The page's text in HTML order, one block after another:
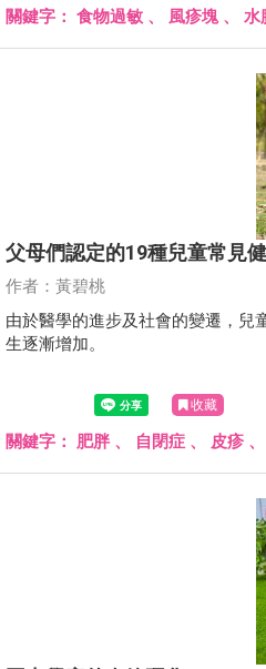
關鍵字： 食物過敏 、 風疹塊、 水
父母們認定的19種兒童常見
作者：黃碧桃
由於醫學的進步及社會的變遷，兒
生逐漸增加。
收藏
關鍵字： 肥胖、 自閉症 、 皮疹 、